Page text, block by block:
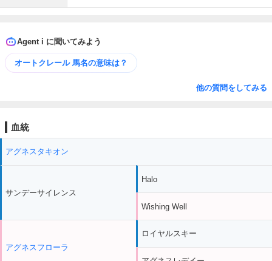
Agent i に聞いてみよう
オートクレール 馬名の意味は？
他の質問をしてみる
血統
アグネスタキオン
サンデーサイレンス
アグネスフローラ
Halo
Wishing Well
ロイヤルスキー